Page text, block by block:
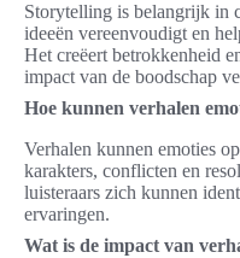
Storytelling is belangrijk in
ideeën vereenvoudigt en
Het creëert betrokkenheid
impact van de boodschap
Hoe kunnen verhalen
Verhalen kunnen emoties
karakters, conflicten en
luisteraars zich kunnen
ervaringen.
Wat is de impact van